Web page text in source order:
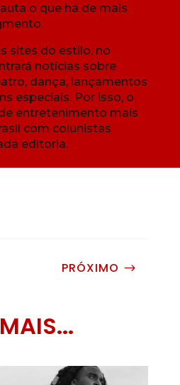
o que há de mais
sites do estilo, no
notícias sobre
dança, lançamentos
especiais. Por isso, o
entretenimento mais
com colunistas
editoria.
PRÓXIMO $